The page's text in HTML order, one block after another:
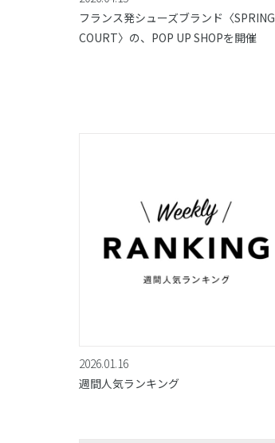
フランス発シューズブランド〈SPRING
COURT〉の、POP UP SHOPを開催
2026.01.16
週間人気ランキング